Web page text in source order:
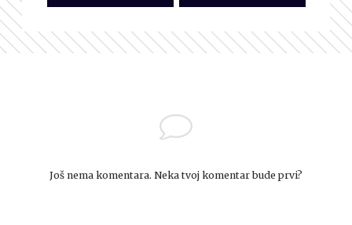
Još nema komentara. Neka tvoj komentar bude prvi?